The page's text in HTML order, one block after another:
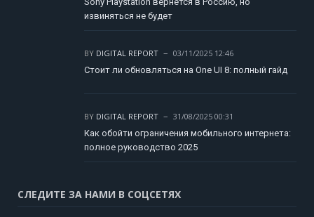
извиняться не будет
BY DIGITAL REPORT
03/11/2025 12:46
Стоит ли обновляться на One UI 8: полный гайд
BY DIGITAL REPORT
31/08/2025 00:31
Как обойти ограничения мобильного интернета:
полное руководство 2025
СЛЕДИТЕ ЗА НАМИ В СОЦСЕТЯХ